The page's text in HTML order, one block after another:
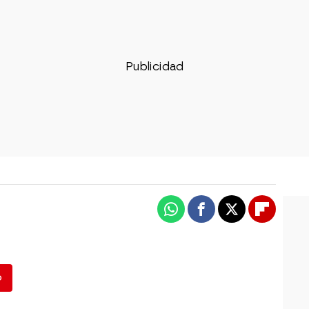
WhatsappFacebook
X